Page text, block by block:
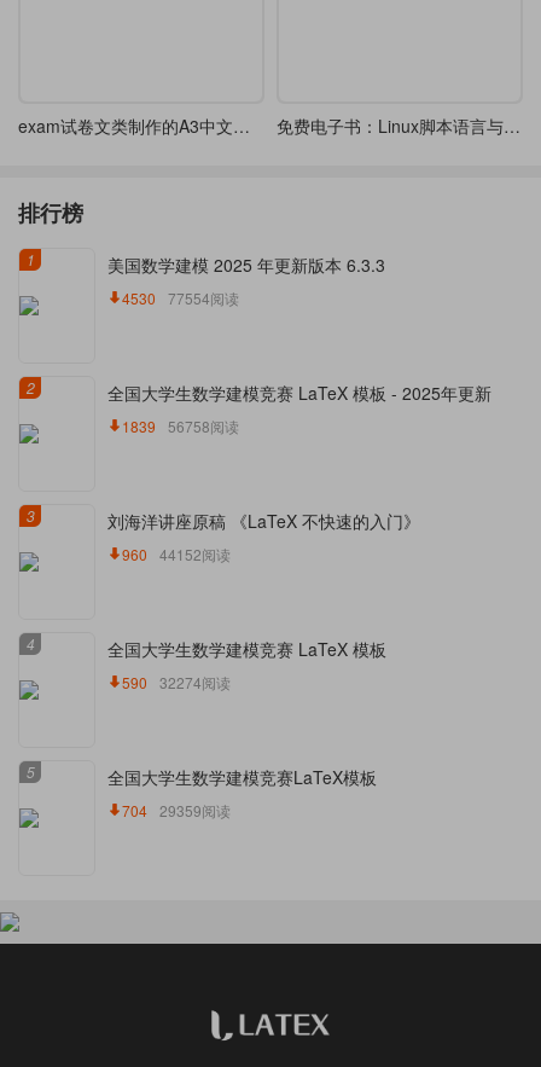
exam试卷文类制作的A3中文试卷样例（带装订线） 免费电子书：Linux脚本语言与应用 245页
排行榜
1 美国数学建模 2025 年更新版本 6.3.3
4530 77554阅读
2 全国大学生数学建模竞赛 LaTeX 模板 - 2025年更新
1839 56758阅读
3 刘海洋讲座原稿 《LaTeX 不快速的入门》
960 44152阅读
4 全国大学生数学建模竞赛 LaTeX 模板
590 32274阅读
5 全国大学生数学建模竞赛LaTeX模板
704 29359阅读